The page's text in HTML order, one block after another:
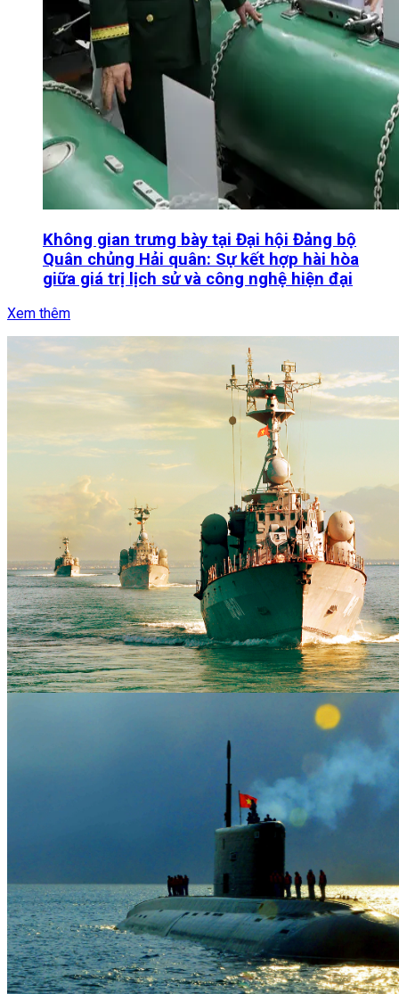
Không gian trưng bày tại Đại hội Đảng bộ
Quân chủng Hải quân: Sự kết hợp hài hòa
giữa giá trị lịch sử và công nghệ hiện đại
Xem thêm